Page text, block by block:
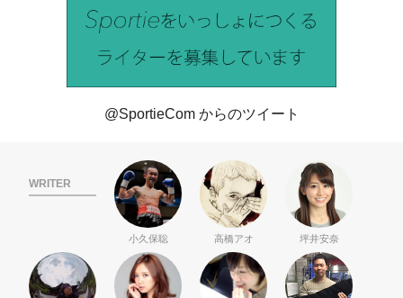
@SportieCom からのツイート
WRITER
小久保聡 高橋アオ 坪井安奈